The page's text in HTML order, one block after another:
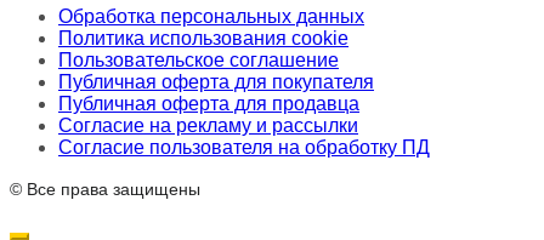
Обработка персональных данных
Политика использования cookie
Пользовательское соглашение
Публичная оферта для покупателя
Публичная оферта для продавца
Согласие на рекламу и рассылки
Согласие пользователя на обработку ПД
© Все права защищены